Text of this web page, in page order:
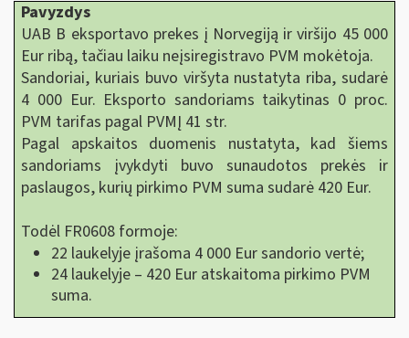
Pavyzdys
UAB B eksportavo prekes į Norvegiją ir viršijo 45 000
Eur ribą, tačiau laiku neįsiregistravo PVM mokėtoja.
Sandoriai, kuriais buvo viršyta nustatyta riba, sudarė
4 000 Eur. Eksporto sandoriams taikytinas 0 proc.
PVM tarifas pagal PVMĮ 41 str.
Pagal apskaitos duomenis nustatyta, kad šiems
sandoriams įvykdyti buvo sunaudotos prekės ir
paslaugos, kurių pirkimo PVM suma sudarė 420 Eur.
Todėl FR0608 formoje:
22 laukelyje įrašoma 4 000 Eur sandorio vertė;
24 laukelyje – 420 Eur atskaitoma pirkimo PVM
suma.